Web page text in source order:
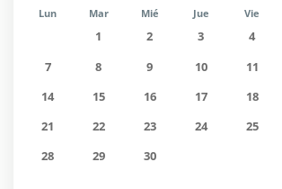
Lun Mar Mié Jue Vie
1 2 3 4
7
8 9 10 11
14
15 16 17 18
21
22 23 24 25
28
29 30